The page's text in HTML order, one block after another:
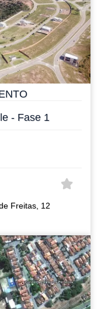
- Fase 1
Freitas, 12